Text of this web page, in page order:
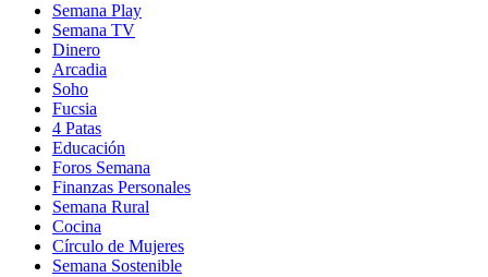
Semana Play
Semana TV
Dinero
Arcadia
Soho
in
new
window
Fucsia
in
new
window
4 Patas
Educación
Foros Semana
Finanzas Personales
Semana Rural
Cocina
Círculo de Mujeres
Semana Sostenible